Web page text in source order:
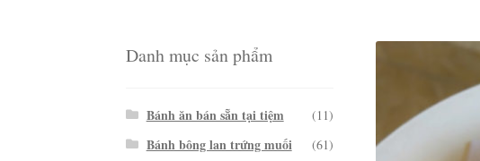
Danh mục sản phẩm
Bánh ăn bán sẵn tại tiệm (11)
Bánh bông lan trứng muối (61)